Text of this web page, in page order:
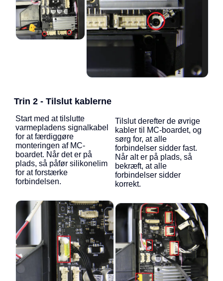
Trin 2 - Tilslut kablerne
Start med at tilslutte
varmepladens signalkabel
for at færdiggøre
monteringen af MC-
boardet. Når det er på
plads, så påfør silikonelim
for at forstærke
forbindelsen.
Tilslut derefter de øvrige
kabler til MC-boardet, og
sørg for, at alle
forbindelser sidder fast.
Når alt er på plads, så
bekræft, at alle
forbindelser sidder
korrekt.